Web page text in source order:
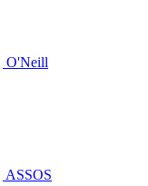
O'Neill
ASSOS